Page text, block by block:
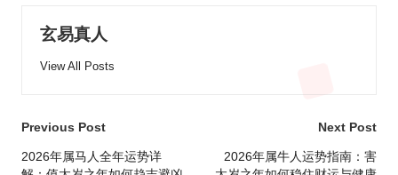
玄易真人
View All Posts
Post
navigation
Previous Post
2026年属马人全年运势详
Next Post
2026年属牛人运势指南：害